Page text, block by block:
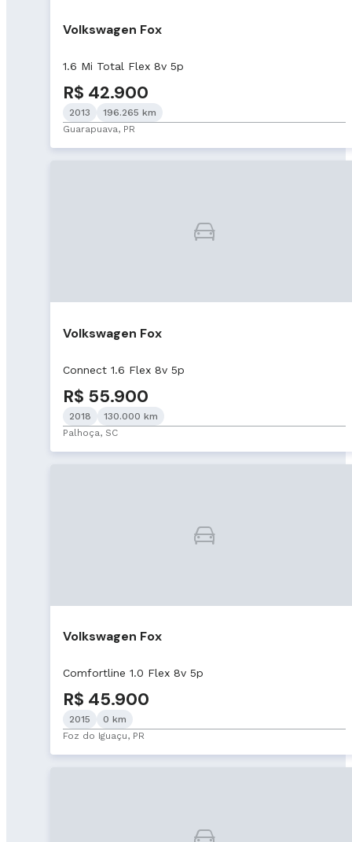
Volkswagen Fox
1.6 Mi Total Flex 8v 5p
R$ 42.900
2013
196.265 km
Guarapuava, PR
Volkswagen Fox
Connect 1.6 Flex 8v 5p
R$ 55.900
2018
130.000 km
Palhoça, SC
Volkswagen Fox
Comfortline 1.0 Flex 8v 5p
R$ 45.900
2015
0 km
Foz do Iguaçu, PR